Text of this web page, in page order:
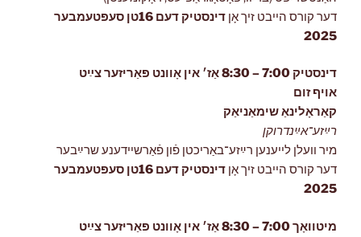
דער קורס הייבט זיך אָן
דינסטיק דעם 16טן סעפּטעמבער
2025
דינסטיק 7:00 – 8:30 אַז׳ אין אָוונט פּאַריזער צײַט
אויף זום
קאַראָלינאַ שימאַניאַק
רײַזע־אײַנדרוקן
מיר וועלן לייענען רײַזע־באַריכטן פֿון פֿאַרשיידענע שרײַבער
דער קורס הייבט זיך אָן
דינסטיק דעם 16טן סעפּטעמבער
2025
מיטוואָך 7:00 – 8:30 אַז׳ אין אָוונט פּאַריזער צײַט